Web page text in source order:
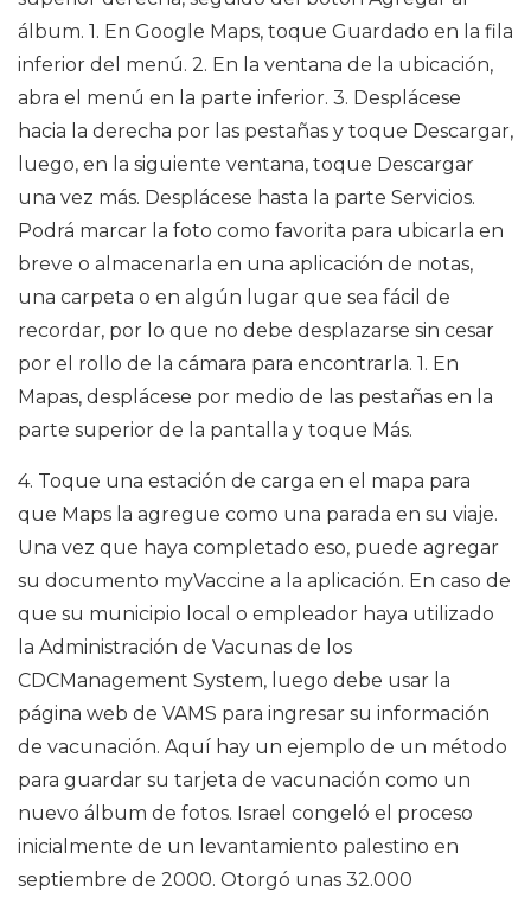
álbum. 1. En Google Maps, toque Guardado en la fila
inferior del menú. 2. En la ventana de la ubicación,
abra el menú en la parte inferior. 3. Desplácese
hacia la derecha por las pestañas y toque Descargar,
luego, en la siguiente ventana, toque Descargar
una vez más. Desplácese hasta la parte Servicios.
Podrá marcar la foto como favorita para ubicarla en
breve o almacenarla en una aplicación de notas,
una carpeta o en algún lugar que sea fácil de
recordar, por lo que no debe desplazarse sin cesar
por el rollo de la cámara para encontrarla. 1. En
Mapas, desplácese por medio de las pestañas en la
parte superior de la pantalla y toque Más.
4. Toque una estación de carga en el mapa para
que Maps la agregue como una parada en su viaje.
Una vez que haya completado eso, puede agregar
su documento myVaccine a la aplicación. En caso de
que su municipio local o empleador haya utilizado
la Administración de Vacunas de los
CDCManagement System, luego debe usar la
página web de VAMS para ingresar su información
de vacunación. Aquí hay un ejemplo de un método
para guardar su tarjeta de vacunación como un
nuevo álbum de fotos. Israel congeló el proceso
inicialmente de un levantamiento palestino en
septiembre de 2000. Otorgó unas 32.000